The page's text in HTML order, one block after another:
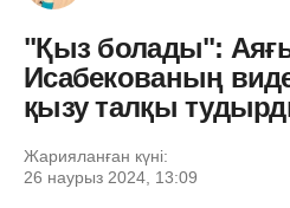
"Қыз болады":
Исабекованың
қызу талқы
Жарияланған күні:
26 наурыз 2024, 13:09